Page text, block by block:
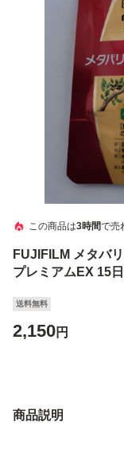
この商品は3時間で売
FUJIFILM メタバ
プレミアムEX 15
送料無料
2,150円
商品説明